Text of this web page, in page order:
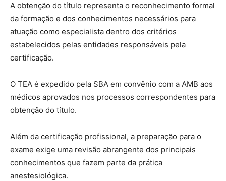
A obtenção do título representa o reconhecimento formal
da formação e dos conhecimentos necessários para
atuação como especialista dentro dos critérios
estabelecidos pelas entidades responsáveis pela
certificação.
O TEA é expedido pela SBA em convênio com a AMB aos
médicos aprovados nos processos correspondentes para
obtenção do título.
Além da certificação profissional, a preparação para o
exame exige uma revisão abrangente dos principais
conhecimentos que fazem parte da prática
anestesiológica.